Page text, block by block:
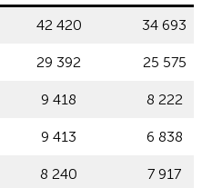
42 420 34 693
29 392 25 575
9 418 8 222
9 413 6 838
8 240 7 917